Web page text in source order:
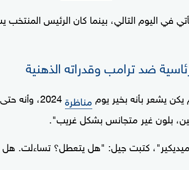
في اليوم التالي، بينما كان الرئيس
ضد ترامب وقدراته الذهنية
يشعر بأنه بخير يوم مناظرة
2024،
بلون غير متجانس بشكل غريب".
كتبت جيل: "هل يتعطل؟ تساءلت. هل